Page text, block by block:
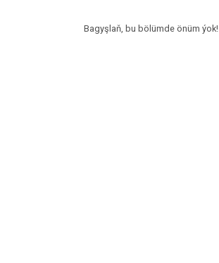
Bagyşlaň, bu bölümde önüm ýok!